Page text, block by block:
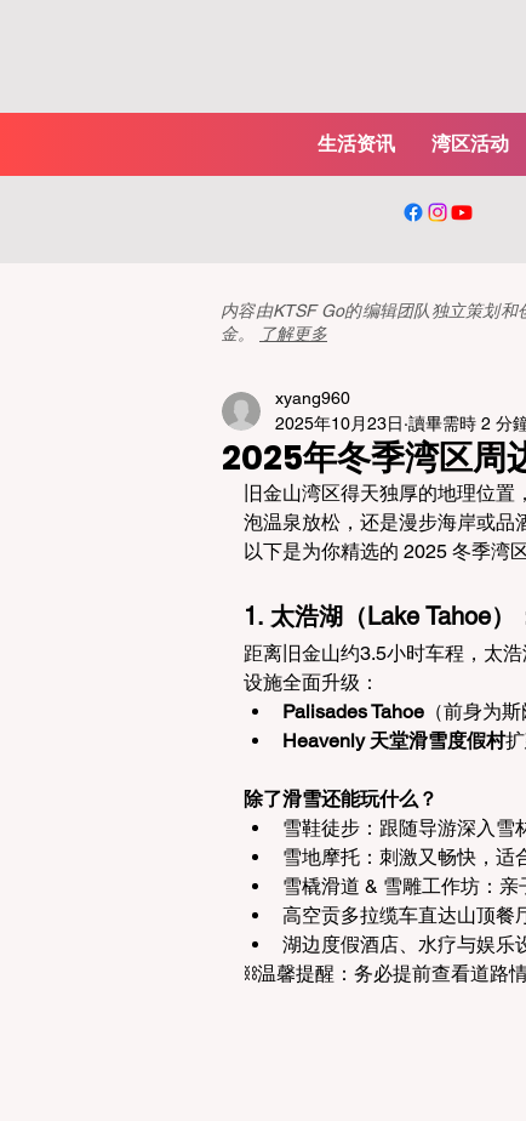
生活资讯 湾区活动
内容由KTSF Go的编辑团队独立策划
金。
了解更多
2025年冬季湾区周
xyang960
2025年10月23日 讀畢需時 2 分
旧金山湾区得天独厚的地理位置
泡温泉放松，还是漫步海岸或品
以下是为你精选的 2025 冬季湾
1. 太浩湖（Lake Tahoe
距离旧金山约3.5小时车程，太
设施全面升级：
Palisades Tahoe （前身为
Heavenly 天堂滑雪度假村
除了滑雪还能玩什么？
雪鞋徒步：跟随导游深入雪
雪地摩托：刺激又畅快，适
雪橇滑道 & 雪雕工作坊：亲
高空贡多拉缆车直达山顶餐
湖边度假酒店、水疗与娱乐
⛓️温馨提醒：务必提前查看道路